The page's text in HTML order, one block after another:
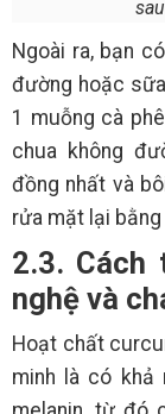
Ngoài ra, bạn
đường hoặc
1 muỗng cà
chua không
đồng nhất và
rửa mặt lại
2.3. Cách
nghệ và
Hoạt chất
minh là có